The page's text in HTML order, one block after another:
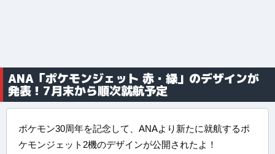
ANA「ポケモンジェット 赤・緑」のデザインが
発表！7月末から順次就航予定
ポケモン30周年を記念して、ANAより新たに就航するポ
ケモンジェット2機のデザインが公開されたよ！